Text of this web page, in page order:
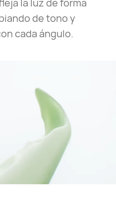
de tono y
cada ángulo.